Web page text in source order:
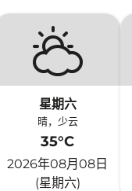
星期六
晴，少云
35°C
2026年08月08日
(星期六)